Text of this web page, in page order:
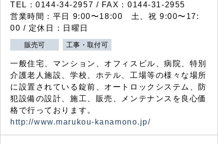
TEL：0144-34-2957 / FAX：0144-31-2955
営業時間：平日 9:00〜18:00 土、祝 9:00〜17:
00 / 定休日：日曜日
販売可 工事・取付可
一般住宅、マンション、オフィスビル、病院、特別
介護老人施設、学校、ホテル、工場等の様々な場所
に設置されている錠前、オートロックシステム、防
犯設備の設計、施工、販売、メンテナンスを良心価
格で行っております。
http://www.marukou-kanamono.jp/